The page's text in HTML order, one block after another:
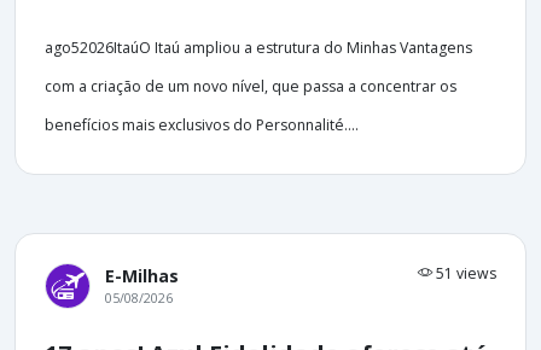
ago52026ItaúO Itaú ampliou a estrutura do Minhas Vantagens
com a criação de um novo nível, que passa a concentrar os
benefícios mais exclusivos do Personnalité....
E-Milhas 51 views
05/08/2026